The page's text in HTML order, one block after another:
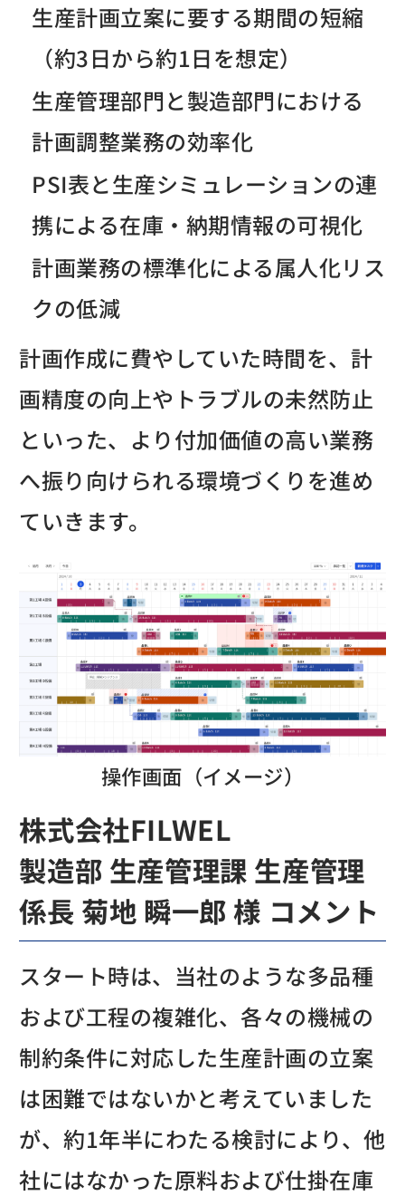
生産計画立案に要する期間の短縮
（約3日から約1日を想定）
生産管理部門と製造部門における
計画調整業務の効率化
PSI表と生産シミュレーションの連
携による在庫・納期情報の可視化
計画業務の標準化による属人化リス
クの低減
計画作成に費やしていた時間を、計
画精度の向上やトラブルの未然防止
といった、より付加価値の高い業務
へ振り向けられる環境づくりを進め
ていきます。
操作画面（イメージ）
株式会社FILWEL
製造部 生産管理課 生産管理
係長 菊地 瞬一郎 様 コメント
スタート時は、当社のような多品種
および工程の複雑化、各々の機械の
制約条件に対応した生産計画の立案
は困難ではないかと考えていました
が、約1年半にわたる検討により、他
社にはなかった原料および仕掛在庫